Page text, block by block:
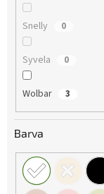
Snelly 0
Syvela 0
Wolbar 3
Barva